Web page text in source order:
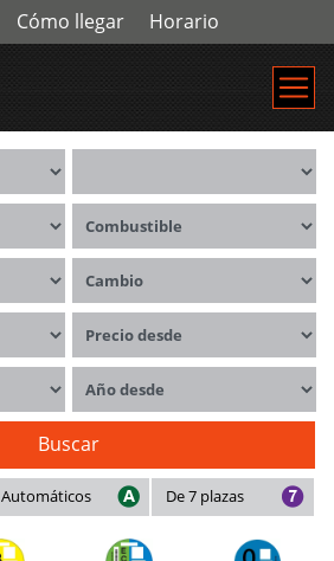
Cómo llegar Horario
Combustible
Cambio
Precio desde
Año desde
Buscar
Automáticos De 7 plazas